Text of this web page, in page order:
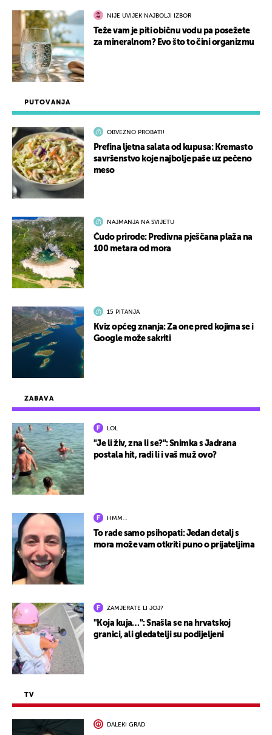
ZABAVA
LOL
"Je li živ, zna li se?": Snimka s Jadrana
postala hit, radi li i vaš muž ovo?
HMM…
To rade samo psihopati: Jedan detalj s
mora može vam otkriti puno o prijateljima
ZAMJERATE LI JOJ?
"Koja kuja…": Snašla se na hrvatskoj
granici, ali gledatelji su podijeljeni
TV
DALEKI GRAD
PUTOVANJA
OBVEZNO PROBATI!
Prefina ljetna salata od kupusa: Kremasto
savršenstvo koje najbolje paše uz pečeno
meso
NAJMANJA NA SVIJETU
Čudo prirode: Predivna pješčana plaža na
100 metara od mora
15 PITANJA
Kviz općeg znanja: Za one pred kojima se i
Google može sakriti
NIJE UVIJEK NAJBOLJI IZBOR
Teže vam je piti običnu vodu pa posežete
za mineralnom? Evo što to čini organizmu